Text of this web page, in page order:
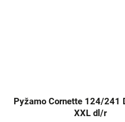
Pyžamo Cornette 124/241
XXL dl/r